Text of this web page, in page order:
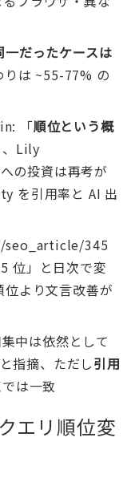
一だったケースは
りは ~55-77% の
「順位という概
、Lily
の投資は再考が
を引用率と AI 出
seo_article/345
位」と日次で変
より文言改善が
中は依然として
指摘、ただし引用
は一致
エリ順位変